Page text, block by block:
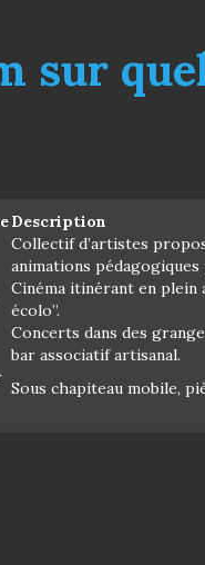
sur
Description
Collectif d’artistes
animations
Cinéma itinérant en plein
écolo”.
Concerts dans des
bar associatif artisanal.
Sous chapiteau mobile,